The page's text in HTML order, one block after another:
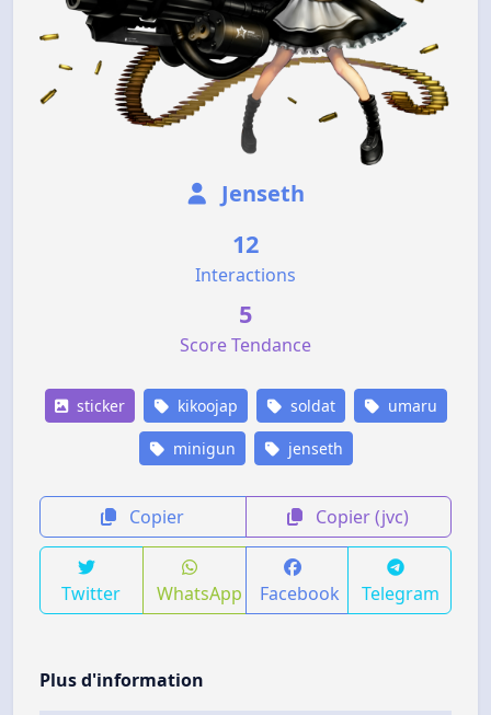
Jenseth
12
Interactions
5
Score Tendance
sticker kikoojap soldat umaru
minigun jenseth
Copier Copier (jvc)
Twitter WhatsApp Facebook Telegram
Plus d'information